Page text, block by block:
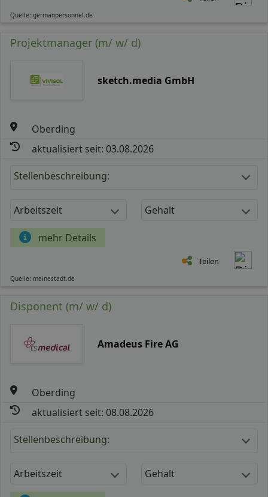
Quelle: germanpersonnel.de
Projektmanager (m/ w/ d)
sketch.media GmbH
Oberding
aktualisiert seit: 03.08.2026
Stellenbeschreibung:
Arbeitszeit Gehalt
mehr Details
Teilen
Quelle: meinestadt.de
Disponent (m/ w/ d)
Amadeus Fire AG
Oberding
aktualisiert seit: 08.08.2026
Stellenbeschreibung:
Arbeitszeit Gehalt